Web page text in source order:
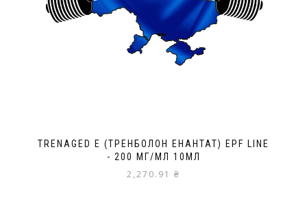
TRENAGED E (ТРЕНБОЛОН ЕНАНТАТ) EPF LINE
- 200 МГ/МЛ 10МЛ
2,270.91 ₴